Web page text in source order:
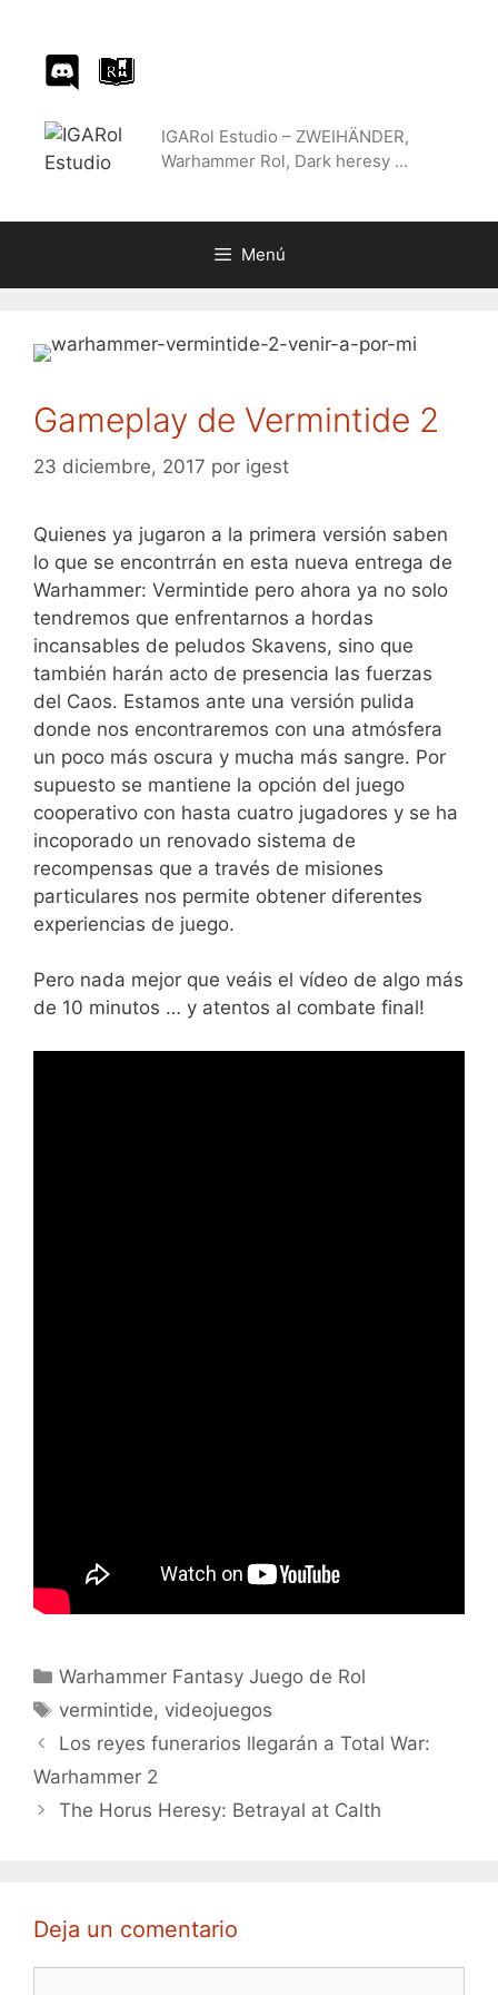
contenido
IGARol Estudio – ZWEIHÄNDER,
Warhammer Rol, Dark heresy …
Menú
Gameplay de Vermintide 2
23 diciembre, 2017 por igest
Quienes ya jugaron a la primera versión saben
lo que se encontrrán en esta nueva entrega de
Warhammer: Vermintide pero ahora ya no solo
tendremos que enfrentarnos a hordas
incansables de peludos Skavens, sino que
también harán acto de presencia las fuerzas
del Caos. Estamos ante una versión pulida
donde nos encontraremos con una atmósfera
un poco más oscura y mucha más sangre. Por
supuesto se mantiene la opción del juego
cooperativo con hasta cuatro jugadores y se ha
incoporado un renovado sistema de
recompensas que a través de misiones
particulares nos permite obtener diferentes
experiencias de juego.
Pero nada mejor que veáis el vídeo de algo más
de 10 minutos … y atentos al combate final!
Categorías
Warhammer Fantasy Juego de Rol
Etiquetas
vermintide, videojuegos
Los reyes funerarios llegarán a Total War:
Warhammer 2
The Horus Heresy: Betrayal at Calth
Deja un comentario